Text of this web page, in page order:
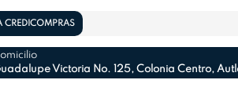
CREDICOMPRAS
Victoria No. 125, Colonia Centro,